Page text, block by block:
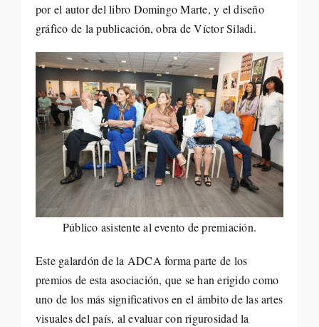
por el autor del libro Domingo Marte, y el diseño
gráfico de la publicación, obra de Víctor Siladi.
Público asistente al evento de premiación.
Este galardón de la ADCA forma parte de los
premios de esta asociación, que se han erigido como
uno de los más significativos en el ámbito de las artes
visuales del país, al evaluar con rigurosidad la